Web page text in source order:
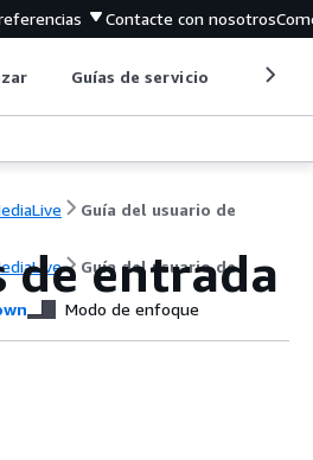
Contacte con nosotros
Guías de servicio
Guía del usuario de
Guía del usuario de
de entrada
Modo de enfoque